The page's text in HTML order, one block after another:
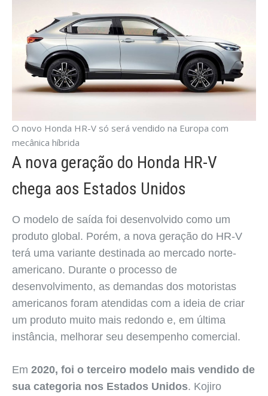
O novo Honda HR-V só será vendido na Europa com
mecânica híbrida
A nova geração do Honda HR-V
chega aos Estados Unidos
O modelo de saída foi desenvolvido como um
produto global. Porém, a nova geração do HR-V
terá uma variante destinada ao mercado norte-
americano. Durante o processo de
desenvolvimento, as demandas dos motoristas
americanos foram atendidas com a ideia de criar
um produto muito mais redondo e, em última
instância, melhorar seu desempenho comercial.
Em 2020, foi o terceiro modelo mais vendido de
sua categoria nos Estados Unidos. Kojiro